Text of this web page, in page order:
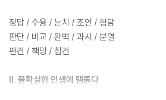
저자는 자신의 성품이 좋지 않다고 자책할 필
님께서 각 사람을 고유하게 창조하셨기에, 좋
인도하시는 하나님을 신뢰하는 것임을 일깨워
정답 / 수용 / 눈치 / 조언 / 험담
판단 / 비교 / 완벽 / 과시 / 분열
편견 / 책망 / 참견
II. 불확실한 인생에 맴돌다